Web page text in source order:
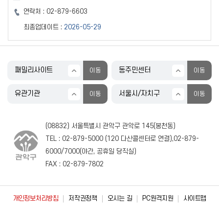
연락처 : 02-879-6603
최종업데이트 : 2026-05-29
(08832) 서울특별시 관악구 관악로 145(봉천동)
TEL : 02-879-5000(120다산콜센터로 연결),02-879-
6000/ 7000(야간, 공휴일 당직실)
FAX : 02-879-7802
개인정보처리방침 저작권정책 오시는 길 PC원격지원 사이트맵